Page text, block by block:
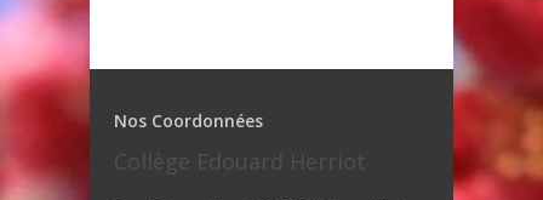
Nos Coordonnées
Collège Edouard Herriot